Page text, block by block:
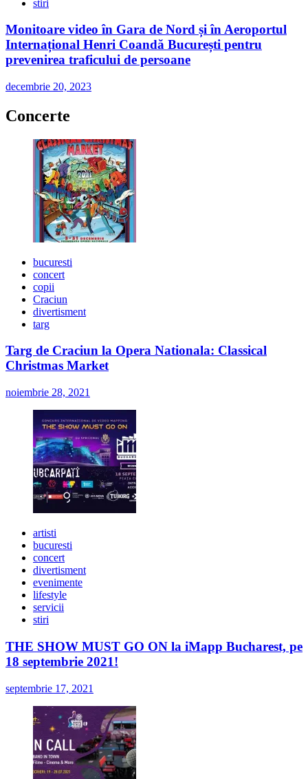
stiri
Monitoare video în Gara de Nord și în Aeroportul
Internațional Henri Coandă București pentru
prevenirea traficului de persoane
decembrie 20, 2023
Concerte
bucuresti
concert
copii
Craciun
divertisment
targ
Targ de Craciun la Opera Nationala: Classical
Christmas Market
noiembrie 28, 2021
artisti
bucuresti
concert
divertisment
evenimente
lifestyle
servicii
stiri
THE SHOW MUST GO ON la iMapp Bucharest, pe
18 septembrie 2021!
septembrie 17, 2021